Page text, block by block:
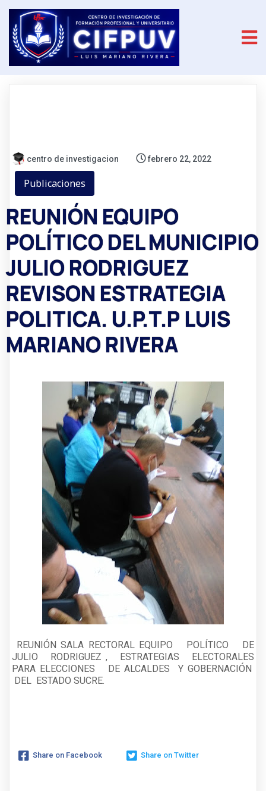
centro de investigacion febrero 22, 2022
Publicaciones
REUNIÓN EQUIPO
POLÍTICO DEL MUNICIPIO
JULIO RODRIGUEZ
REVISON ESTRATEGIA
POLITICA. U.P.T.P LUIS
MARIANO RIVERA
REUNIÓN SALA RECTORAL EQUIPO POLÍTICO DE
JULIO RODRIGUEZ , ESTRATEGIAS ELECTORALES
PARA ELECCIONES DE ALCALDES Y GOBERNACIÓN
DEL ESTADO SUCRE.
Share on Facebook Share on Twitter